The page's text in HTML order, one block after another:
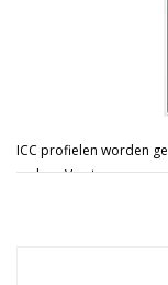
ICC profielen worden
maken. Van te voren
komt te zien. Dit wordt